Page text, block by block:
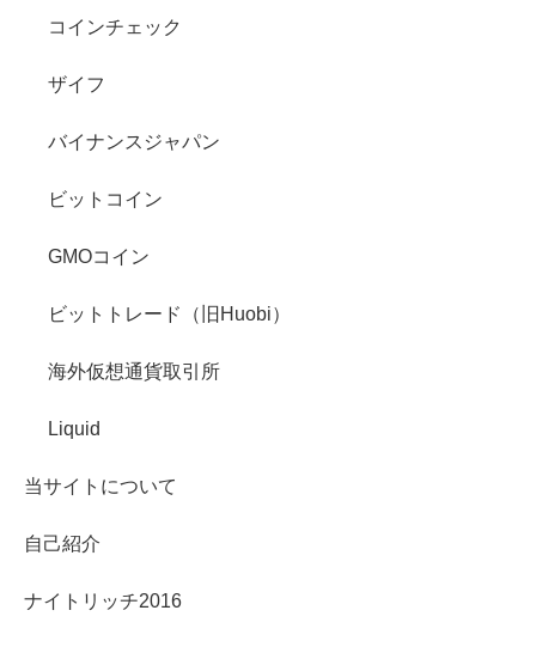
コインチェック
ザイフ
バイナンスジャパン
ビットコイン
GMOコイン
ビットトレード（旧Huobi）
海外仮想通貨取引所
Liquid
当サイトについて
自己紹介
ナイトリッチ2016